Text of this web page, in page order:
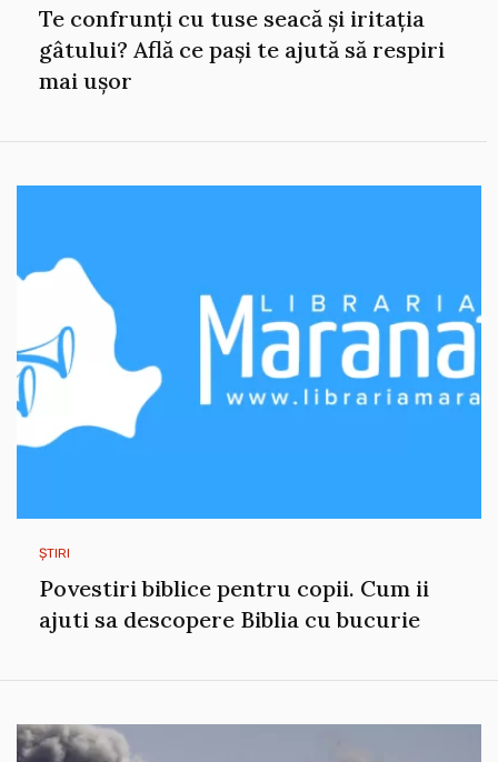
Te confrunți cu tuse seacă și iritația
gâtului? Află ce pași te ajută să respiri
mai ușor
ȘTIRI
Povestiri biblice pentru copii. Cum ii
ajuti sa descopere Biblia cu bucurie